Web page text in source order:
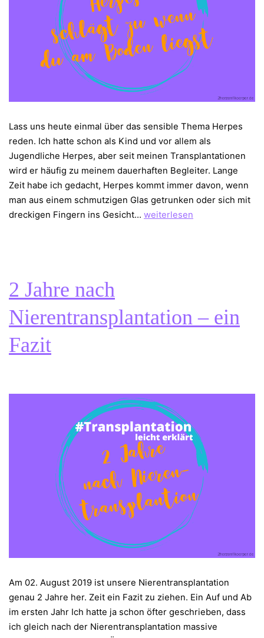
Lass uns heute einmal über das sensible Thema Herpes
reden. Ich hatte schon als Kind und vor allem als
Jugendliche Herpes, aber seit meinen Transplantationen
wird er häufig zu meinem dauerhaften Begleiter. Lange
Zeit habe ich gedacht, Herpes kommt immer davon, wenn
man aus einem schmutzigen Glas getrunken oder sich mit
dreckigen Fingern ins Gesicht… Herpes
Boden
weiterlesen
2 Jahre nach
Nierentransplantation – ein
Fazit
Am 02. August 2019 ist unsere Nierentransplantation
genau 2 Jahre her. Zeit ein Fazit zu ziehen. Ein Auf und Ab
im ersten Jahr Ich hatte ja schon öfter geschrieben, dass
ich gleich nach der Nierentransplantation massive